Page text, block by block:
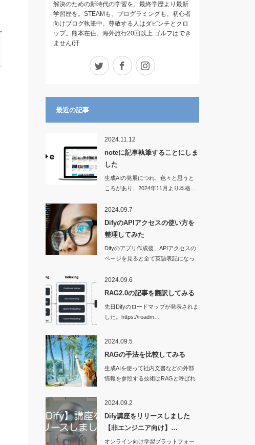
解決のための新時代の学習を。最終学歴より最新
学習歴を。STEAMも、プログラミングも。初心者
向けブログ執筆中。尊敬する人はダビンチとクロ
ップ。熊本在住。海外旅行20回以上 ゴルフはでき
ません(汗
Twitter Facebook
最近の記事
2024.11.12
noteに記事執筆することにしま
した
生成AIの発展につれ、色々と思うと
ころがあり、2024年11月より本格…
2024.09.7
DifyのAPIアクセスの使い方を
整理してみた
Difyのアプリ作成後、APIアクセスの
ページを見ると全て英語表記になっ
2024.09.6
RAG2.0の記事を翻訳してみる
先日Difyのロードマップが発表されま
した。https://roadm…
2024.09.5
RAGの手法を比較してみる
生成AIを使って社内文書などの外部
情報を参照する技術はRAGと呼ばれ
2024.09.2
Dify講座をリリースしました
【非エンジニア向け】…
オンライン向け学習プラットフォー